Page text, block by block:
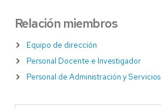
Relación miembros
Equipo de dirección
Personal Docente e Investigador
Personal de Administración y Servicios